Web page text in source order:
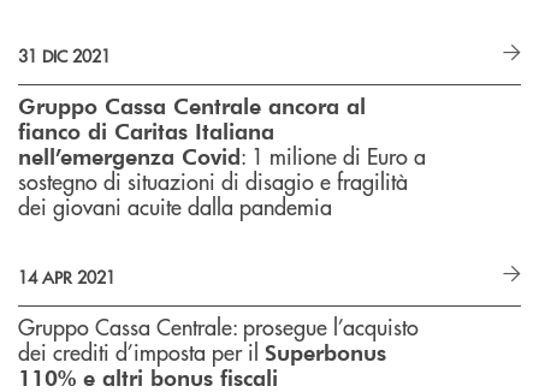
31 DIC 2021
Gruppo Cassa Centrale ancora al
fianco di Caritas Italiana
nell’emergenza Covid: 1 milione di Euro a
sostegno di situazioni di disagio e fragilità
dei giovani acuite dalla pandemia
14 APR 2021
Gruppo Cassa Centrale: prosegue l’acquisto
dei crediti d’imposta per il Superbonus
110% e altri bonus fiscali